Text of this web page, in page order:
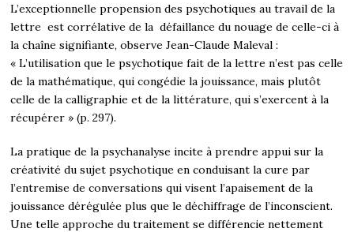
L’exceptionnelle propension des psychotiques au travail de la
lettre est corrélative de la défaillance du nouage de celle-ci à
la chaîne signifiante, observe Jean-Claude Maleval :
« L’utilisation que le psychotique fait de la lettre n’est pas celle
de la mathématique, qui congédie la jouissance, mais plutôt
celle de la calligraphie et de la littérature, qui s’exercent à la
récupérer » (p. 297).
La pratique de la psychanalyse incite à prendre appui sur la
créativité du sujet psychotique en conduisant la cure par
l’entremise de conversations qui visent l’apaisement de la
jouissance dérégulée plus que le déchiffrage de l’inconscient.
Une telle approche du traitement se différencie nettement